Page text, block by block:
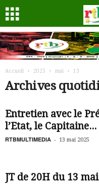
Accueil 2025 mai 13
Archives
Entretien avec le
l’Etat, le Capitaine...
RTBMULTIMEDIA - 13 mai 2025
JT de 20H du 13